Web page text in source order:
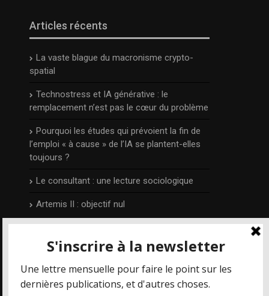
Articles récents
La vaste blague du macronisme crypto-
spatial
Technostress et IA générative : le
remplacement n’est pas le cœur du problème
Pourquoi les études qui prévoient la fin de
l’emploi « à cause » de l’IA se plantent-elles
toujours ?
Le consultant : une lecture sociologique
Artemis II : objectif nul
Publié et édité par Irénée Régnauld,Mais où
va le web ?est un blog qui prend part aux